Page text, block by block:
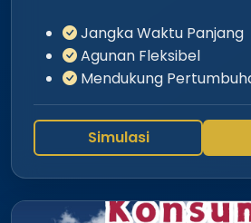
Jangka Waktu Panjang
Agunan Fleksibel
Mendukung
Simulasi